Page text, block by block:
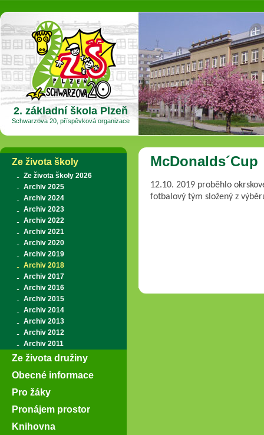
2. základní škola Plzeň
Schwarzova 20, příspěvková organizace
McDonalds´Cup
12.10. 2019 proběhlo
fotbalový tým složený z
Ze života školy
Ze života školy 2026
Archiv 2025
Archiv 2024
Archiv 2023
Archiv 2022
Archiv 2021
Archiv 2020
Archiv 2019
Archiv 2018
Archiv 2017
Archiv 2016
Archiv 2015
Archiv 2014
Archiv 2013
Archiv 2012
Archiv 2011
Ze života družiny
Obecné informace
Pro žáky
Pronájem prostor
Knihovna